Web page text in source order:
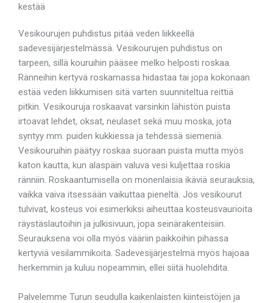
kestää
Vesikourujen puhdistus pitää veden liikkeellä
sadevesijärjestelmässä. Vesikourujen puhdistus on
tarpeen, sillä kouruihin pääsee melko helposti roskaa.
Ränneihin kertyvä roskamassa hidastaa tai jopa kokonaan
estää veden liikkumisen sitä varten suunniteltua reittiä
pitkin. Vesikouruja roskaavat varsinkin lähistön puista
irtoavat lehdet, oksat, neulaset sekä muu moska, jota
syntyy mm. puiden kukkiessa ja tehdessä siemeniä.
Vesikouruihin päätyy roskaa suoraan puista mutta myös
katon kautta, kun alaspäin valuva vesi kuljettaa roskia
ränniin. Roskaantumisella on monenlaisia ikäviä seurauksia,
vaikka vaiva itsessään vaikuttaa pieneltä. Jos vesikourut
tulvivat, kosteus voi esimerkiksi aiheuttaa kosteusvaurioita
räystäslautoihin ja julkisivuun, jopa seinärakenteisiin.
Seurauksena voi olla myös vääriin paikkoihin pihassa
kertyviä vesilammikoita. Sadevesijärjestelmä myös hajoaa
herkemmin ja kuluu nopeammin, ellei siitä huolehdita.
Palvelemme Turun seudulla kaikenlaisten kiinteistöjen ja